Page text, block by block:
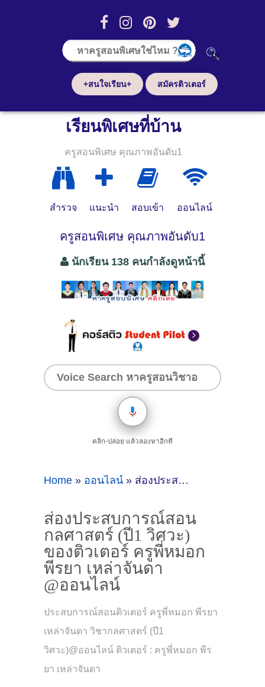
+สนใจเรียน+ สมัครติวเตอร์
เรียนพิเศษที่บ้าน
ครูสอนพิเศษ คุณภาพอันดับ1
สำรวจ แนะนำ สอบเข้า ออนไลน์
ครูสอนพิเศษ คุณภาพอันดับ1
นักเรียน 138 คนกำลังดูหน้านี้
คลิก-ปล่อย แล้วลองหาอีกที
Home » ออนไลน์ » ส่องประสบการณ์สอนกลศาสตร์ (ปี1 วิศวะ) ของติวเตอร์ ครูพี่หมอก พีรยา เหล่าจันดา @ออนไลน์
ส่องประสบการณ์สอน
กลศาสตร์ (ปี1 วิศวะ)
ของติวเตอร์ ครูพี่หมอก
พีรยา เหล่าจันดา
@ออนไลน์
ประสบการณ์สอนติวเตอร์ ครูพี่หมอก พีรยา
เหล่าจันดา วิชากลศาสตร์ (ปี1
วิศวะ)@ออนไลน์ ติวเตอร์ : ครูพี่หมอก พีร
ยา เหล่าจันดา